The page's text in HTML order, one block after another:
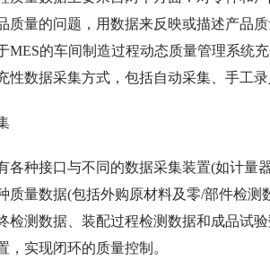
质量的问题，用数据来反映或描述产品
MES的车间制造过程动态质量管理系统
性数据采集方式，包括自动采集、手工录
各种接口与不同的数据采集装置(如计量
质量数据(包括外购原材料及零/部件检
检测数据、装配过程检测数据和成品试
，实现闭环的质量控制。